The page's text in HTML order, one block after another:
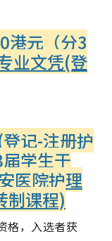
港元（分3
业文凭(登
记-注册护
学生于
医院护理
制课程)
， 入选者获